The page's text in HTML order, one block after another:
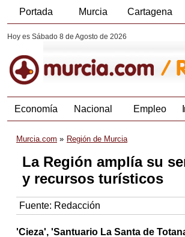
Portada Murcia Cartagena
Hoy es Sábado 8 de Agosto de 2026
Economía Nacional Empleo
Murcia.com Región de Murcia
La Región amplía su
y recursos turísticos
Fuente: Redacción
'Cieza', 'Santuario La Santa de